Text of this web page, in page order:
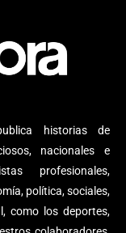
historias de
nacionales e
profesionales,
política, sociales,
como los deportes,